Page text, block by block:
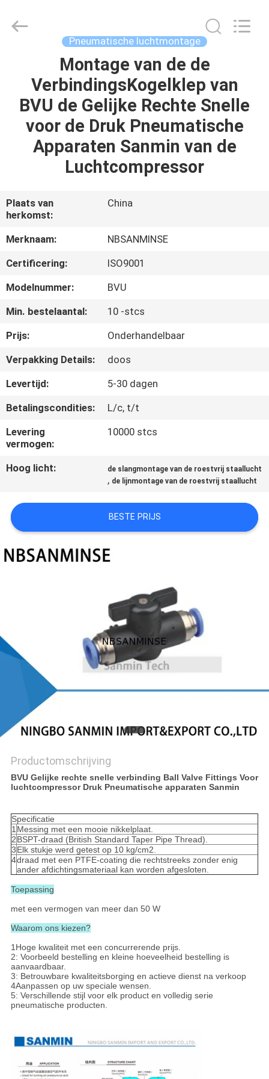
PRODUCTEN
ONGEVEER
FABRIEKSREIS
KWALITEITSCONTROLE
ONS
NIEUWS
OM EEN
CITAAT
SITEMAP
Export
Co.,Ltd..
Pneumatische luchtmontage
Montage van de de
VerbindingsKogelklep van
BVU de Gelijke Rechte Snelle
voor de Druk Pneumatische
Apparaten Sanmin van de
Luchtcompressor
Plaats van
herkomst:
China
Merknaam:
NBSANMINSE
Certificering:
ISO9001
Modelnummer:
BVU
Min. bestelaantal:
10 -stcs
Prijs:
Onderhandelbaar
Verpakking Details:
doos
Levertijd:
5-30 dagen
Betalingscondities:
L/c, t/t
Levering
vermogen:
10000 stcs
Hoog licht: de slangmontage van de roestvrij staallucht
, de lijnmontage van de roestvrij staallucht
BESTE PRIJS
Productomschrijving
BVU Gelijke rechte snelle verbinding Ball Valve Fittings Voor
luchtcompressor Druk Pneumatische apparaten Sanmin
Specificatie
1Messing met een mooie nikkelplaat.
2BSPT-draad (British Standard Taper Pipe Thread).
3Elk stukje werd getest op 10 kg/cm2.
4draad met een PTFE-coating die rechtstreeks zonder enig
ander afdichtingsmateriaal kan worden afgesloten.
Toepassing
met een vermogen van meer dan 50 W
Waarom ons kiezen?
1Hoge kwaliteit met een concurrerende prijs.
2: Voorbeeld bestelling en kleine hoeveelheid bestelling is
aanvaardbaar.
3: Betrouwbare kwaliteitsborging en actieve dienst na verkoop
4Aanpassen op uw speciale wensen.
5: Verschillende stijl voor elk product en volledig serie
pneumatische producten.